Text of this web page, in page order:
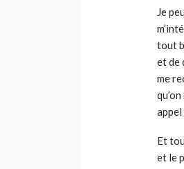
Je
tout
et de
me
appel
Et
et le